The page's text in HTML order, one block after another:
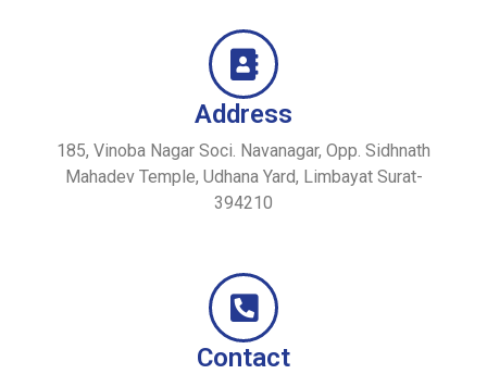
Address
185, Vinoba Nagar Soci. Navanagar, Opp. Sidhnath
Mahadev Temple, Udhana Yard, Limbayat Surat-
394210
Contact